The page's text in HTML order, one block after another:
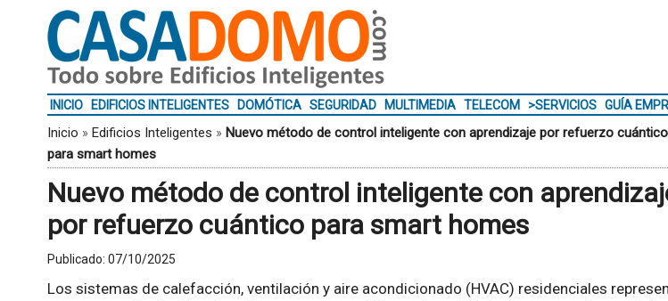
INICIO EDIFICIOS INTELIGENTES DOMÓTICA SEGURIDAD MULTIMEDIA TELECOM >SERVICIOS GUÍA
Inicio » Edificios Inteligentes » Nuevo método de control inteligente con aprendizaje por refuerzo cuántico
para smart homes
Nuevo método de control inteligente con
por refuerzo cuántico para smart homes
Publicado: 07/10/2025
Los sistemas de calefacción, ventilación y aire acondicionado (HVAC) residenciales